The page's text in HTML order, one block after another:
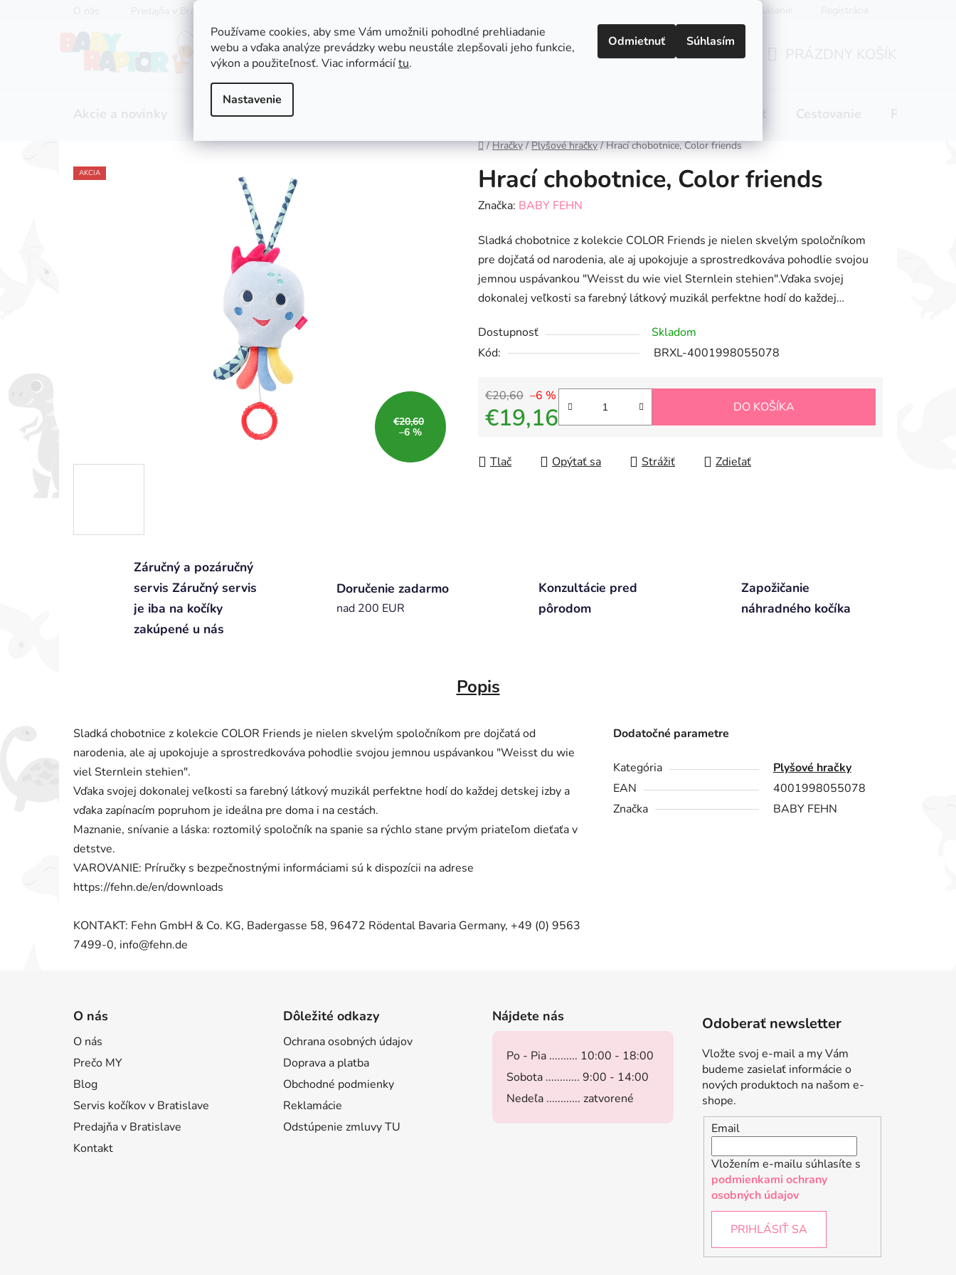
Používame cookies, aby sme Vám umožnili pohodlné prehliadanie
webu a vďaka analýze prevádzky webu neustále zlepšovali jeho funkcie,
výkon a použiteľnosť. Viac informáciítu.
Nastavenie
Odmietnuť Súhlasím
Predajňa v Bratislave Prihlásenie
Zľavy Kočíky
Domov
/ Hračky / Plyšové hračky / Hrací chobotnice, Color friends
Hrací chobotnice, Color friends
Značka: BABY FEHN
Sladká chobotnice z kolekcie COLOR Friends je nielen skvelým spoločníkom
pre dojčatá od narodenia, ale aj upokojuje a sprostredkováva pohodlie svojou
jemnou uspávankou "Weisst du wie viel Sternlein stehien".Vďaka svojej
dokonalej veľkosti sa farebný látkový muzikál perfektne hodí do každej…
Dostupnosť
Skladom
Kód:
BRXL-4001998055078
€20,60 –6 %
€19,16 DO KOŠÍKA
Tlač Opýtať sa Strážiť Zdieľať
AKCIA
€20,60
–6 %
Záručný a pozáručný
servis Záručný servis
je iba na kočíky
zakúpené u nás
Doručenie zadarmo
nad 200 EUR
Konzultácie pred
pôrodom
Zapožičanie
náhradného kočíka
Popis
Sladká chobotnice z kolekcie COLOR Friends je nielen skvelým spoločníkom pre dojčatá od
narodenia, ale aj upokojuje a sprostredkováva pohodlie svojou jemnou uspávankou "Weisst du wie
viel Sternlein stehien".
Vďaka svojej dokonalej veľkosti sa farebný látkový muzikál perfektne hodí do každej detskej izby a
vďaka zapínacím popruhom je ideálna pre doma i na cestách.
Maznanie, snívanie a láska: roztomilý spoločník na spanie sa rýchlo stane prvým priateľom dieťaťa v
detstve.
VAROVANIE: Príručky s bezpečnostnými informáciami sú k dispozícii na adrese
https://fehn.de/en/downloads
KONTAKT: Fehn GmbH & Co. KG, Badergasse 58, 96472 Rödental Bavaria Germany, +49 (0) 9563
7499-0, info@fehn.de
Dodatočné parametre
Kategória
Plyšové hračky
EAN
4001998055078
Značka
BABY FEHN
O nás
O nás
Prečo MY
Blog
Servis kočíkov v Bratislave
Predajňa v Bratislave
Kontakt
Dôležité odkazy
Ochrana osobných údajov
Doprava a platba
Obchodné podmienky
Reklamácie
Odstúpenie zmluvy TU
Nájdete nás
Po - Pia .......... 10:00 - 18:00
Sobota ............ 9:00 - 14:00
Nedeľa ............ zatvorené
Odoberať newsletter
Vložte svoj e-mail a my Vám
budeme zasielať informácie o
nových produktoch na našom e-
shope.
Email
Vložením e-mailu súhlasíte s
podmienkami ochrany
osobných údajov
PRIHLÁSIŤ SA